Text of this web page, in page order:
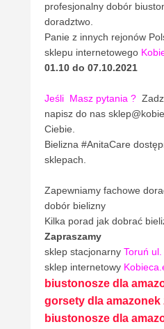
profesjonalny dobór
doradztwo.
Panie z innych rejonów
sklepu internetowego
01.10 do 07.10.2021
Jeśli Masz pytania ?
napisz do nas
Ciebie.
Bielizna #AnitaCare
sklepach.
Zapewniamy fachowe
dobór bielizny
Kilka porad jak dobrać
Zapraszamy
sklep stacjonarny Toruń
sklep internetowy
biustonosze dla
gorsety dla amazonek
biustonosze dla